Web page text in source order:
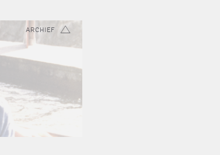
ARCHIEF